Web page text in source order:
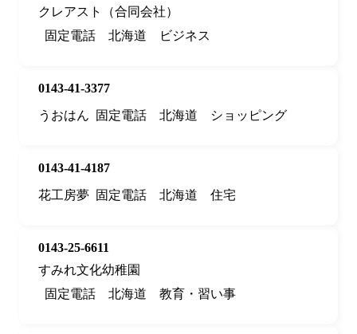
クレアスト（合同会社）
固定電話
北海道 ビジネス
0143-41-3377
うおはん
固定電話 北海道 ショッピング
0143-41-4187
花工房夢 固定電話 北海道 住宅
0143-25-6611
すみれ文化幼稚園
固定電話
北海道 教育・習い事